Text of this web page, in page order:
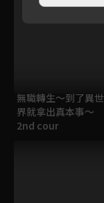
無職轉生～到了異世
界就拿出真本事～
2nd cour